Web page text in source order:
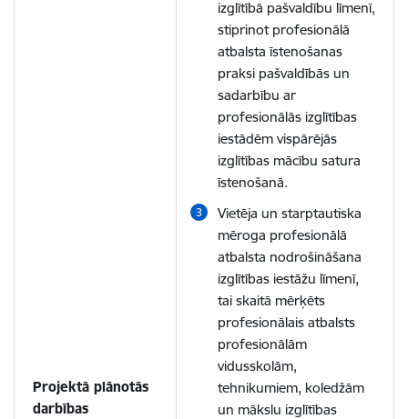
Projektā plānotās
darbības
izglītībā pašvaldību līmenī,
stiprinot profesionālā
atbalsta īstenošanas
praksi pašvaldībās un
sadarbību ar
profesionālās izglītības
iestādēm vispārējās
izglītības mācību satura
īstenošanā.
Vietēja un starptautiska
mēroga profesionālā
atbalsta nodrošināšana
izglītības iestāžu līmenī,
tai skaitā mērķēts
profesionālais atbalsts
profesionālām
vidusskolām,
tehnikumiem, koledžām
un mākslu izglītības